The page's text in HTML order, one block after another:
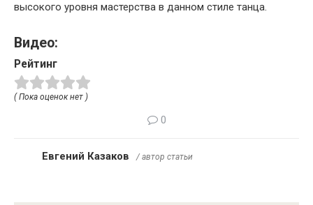
высокого уровня мастерства в данном стиле танца.
Видео:
Рейтинг
( Пока оценок нет )
0
Евгений Казаков / автор статьи